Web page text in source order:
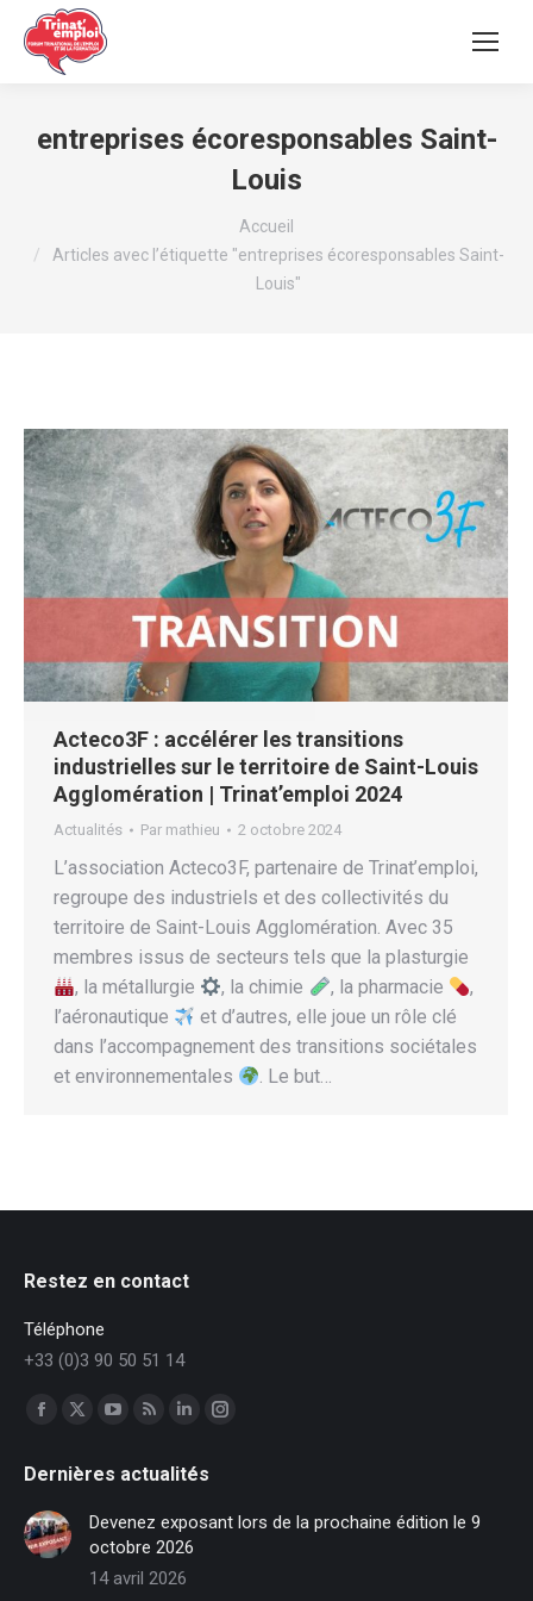
entreprises écoresponsables Saint-
Louis
Accueil
Articles avec l’étiquette "entreprises écoresponsables Saint-
Louis"
Acteco3F : accélérer les transitions
industrielles sur le territoire de Saint-Louis
Agglomération | Trinat’emploi 2024
Actualités Par mathieu 2 octobre 2024
L’association Acteco3F, partenaire de Trinat’emploi,
regroupe des industriels et des collectivités du
territoire de Saint-Louis Agglomération. Avec 35
membres issus de secteurs tels que la plasturgie
, la métallurgie
, la chimie , la pharmacie
,
l’aéronautique
et d’autres, elle joue un rôle clé
dans l’accompagnement des transitions sociétales
et environnementales
. Le but…
Restez en contact
Téléphone
+33 (0)3 90 50 51 14
Trouvez nous sur :
Facebook
opens
in
new
window
X
opens
new
window
opens
in
new
window
opens
in
new
window
LinkedIn
opens
in
new
window
Instagram
in
Dernières actualités
Devenez exposant lors de la prochaine édition le 9
octobre 2026
14 avril 2026